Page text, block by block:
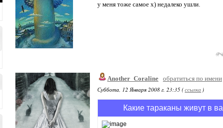
у меня тоже самое х) недалеко ушли.
Another_Coraline обратиться по имени
Суббота, 12 Января 2008 г. 23:35 (ссылка )
Какие тараканы живут в